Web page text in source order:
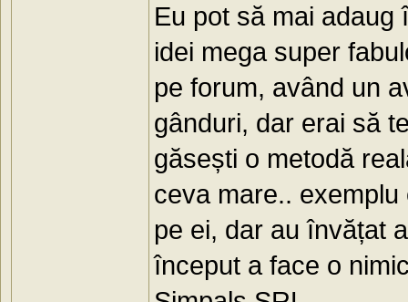
Eu pot să mai
idei mega super
pe forum, având un
gânduri, dar erai să
găsești o metodă
ceva mare..
pe ei, dar au învățat
început a face o